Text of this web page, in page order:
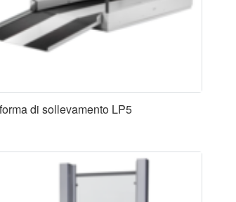
di sollevamento LP5